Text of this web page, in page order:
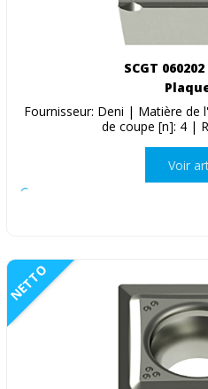
SCGT
Fournisseur: Deni | Matière
de coupe [n]: 4 |
Voir
NETTO